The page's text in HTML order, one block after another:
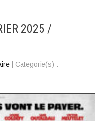
2025 /
| Categorie(s) :